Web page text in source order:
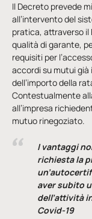
Il Decreto prevede
all’intervento del
pratica, attraverso il
qualità di garante,
requisiti per
accordi su mutui già
dell’importo della
Contestualmente
all’impresa
mutuo rinegoziato.
I vantaggi
richiesta la
aver subito
dell’attività
Covid-19